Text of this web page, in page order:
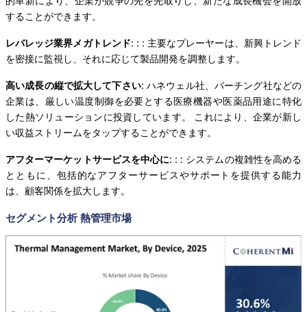
することができます。
レバレッジ業界メガトレンド: : : 主要なプレーヤーは、新興トレンド
を密接に監視し、それに応じて製品開発を調整します。
高い成長の縦で拡大して下さい: ハネウェル社、バーチング社などの
企業は、厳しい温度制御を必要とする医療機器や医薬品用途に特化
した熱ソリューションに投資しています。 これにより、企業が新し
い収益ストリームをタップすることができます。
アフターマーケットサービスを中心に: : : システムの複雑性を高める
とともに、包括的なアフターサービスやサポートを提供する能力
は、顧客関係を拡大します。
セグメント分析 熱管理市場